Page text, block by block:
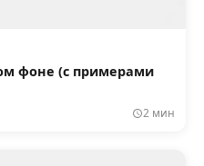
фоне (с примерами
2 мин